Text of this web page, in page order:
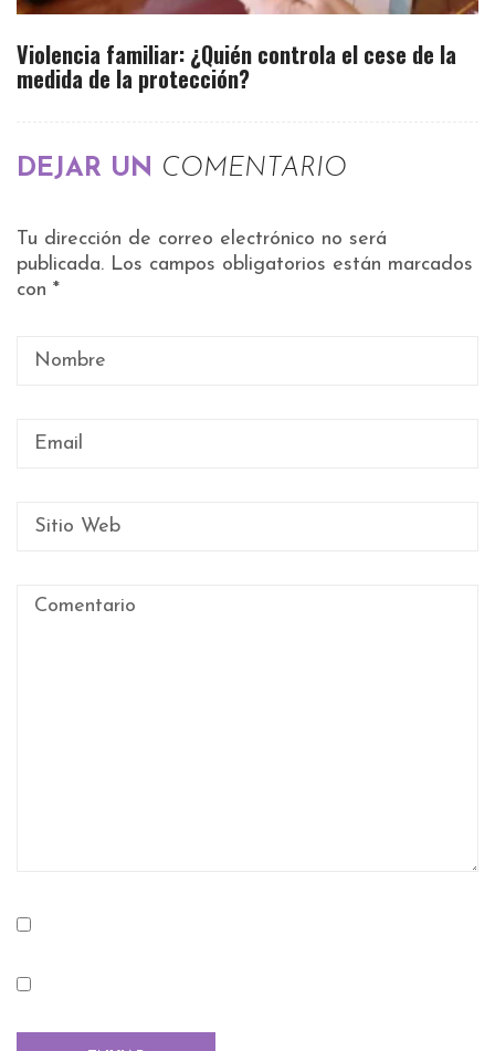
Violencia familiar: ¿Quién controla el cese de la
medida de la protección?
DEJAR UN COMENTARIO
Tu dirección de correo electrónico no será
publicada. Los campos obligatorios están marcados
con *